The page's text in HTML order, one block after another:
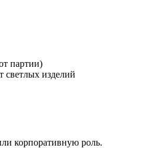
партии)
светлых изделий
корпоративную роль.